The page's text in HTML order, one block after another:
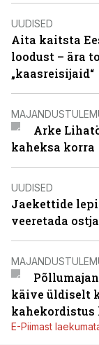
UUDISED
Aita kaitsta
loodust – ära
„kaasreisijaid“
Arke
kaheksa korra
UUDISED
Jaekettide
veeretada
käive üldiselt
kahekordistus
E-Piimast